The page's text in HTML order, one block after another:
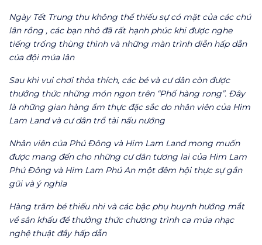
Ngày Tết Trung thu không thể thiếu sự có mặt của các chú
lân rồng , các bạn nhỏ đã rất hạnh phúc khi được nghe
tiếng trống thùng thình và những màn trình diễn hấp dẫn
của đội múa lân
Sau khi vui chơi thỏa thích, các bé và cư dân còn được
thưởng thức những món ngon trên “Phố hàng rong”. Đây
là những gian hàng ẩm thực đặc sắc do nhân viên của Him
Lam Land và cư dân trổ tài nấu nướng
Nhân viên của Phú Đông và Him Lam Land mong muốn
được mang đến cho những cư dân tương lai của Him Lam
Phú Đông và Him Lam Phú An một đêm hội thực sự gần
gũi và ý nghĩa
Hàng trăm bé thiếu nhi và các bậc phụ huynh hướng mắt
về sân khấu để thưởng thức chương trình ca múa nhạc
nghệ thuật đầy hấp dẫn